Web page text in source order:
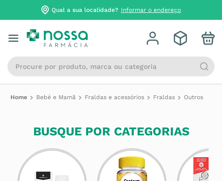
Qual a sua localidade? Informar o endereço
Procure por produto, marca ou categoria
Bebé e Mamã Fraldas e acessórios Fraldas Outros
BUSQUE POR CATEGORIAS